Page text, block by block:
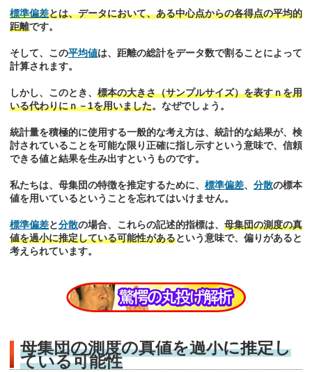
標準偏差とは、データにおいて、ある中心点からの各得点の平均的
距離です。
そして、この平均値は、距離の総計をデータ数で割ることによって
計算されます。
しかし、このとき、 標本の大きさ（サンプルサイズ）を表すｎを用
いる代わりにｎ－1を用いました。なぜでしょう。
統計量を積極的に使用する一般的な考え方は、統計的な結果が、検
討されていることを可能な限り正確に指し示すという意味で、信頼
できる値と結果を生み出すというものです。
私たちは、母集団の特徴を推定するために、 標準偏差、 分散の標本
値を用いているということを忘れてはいけません。
標準偏差と分散の場合、これらの記述的指標は、 母集団の測度の真
値を過小に推定している可能性があるという意味で、偏りがあると
考えられています。
母集団の測度の真値を過小に推定し
ている可能性